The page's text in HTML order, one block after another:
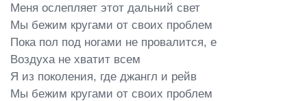
Меня ослепляет этот дальний свет
Мы бежим кругами от своих проблем
Пока пол под ногами не провалится, е
Воздуха не хватит всем
Я из поколения, где джангл и рейв
Мы бежим кругами от своих проблем